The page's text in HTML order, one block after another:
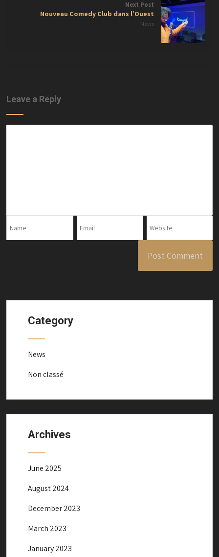
Next Post
Nouveau Comedy Club dans l’Ouest
News
Leave a Reply
Category
News
Non classé
Archives
June 2025
August 2024
December 2023
March 2023
January 2023